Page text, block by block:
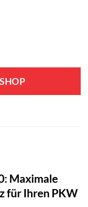
Maximale
für Ihren PKW